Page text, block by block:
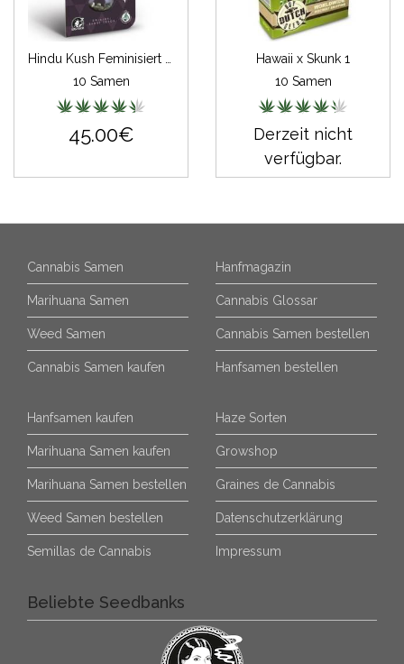
10 Samen
45.00€
Hawaii x Skunk 1
10 Samen
Derzeit nicht
verfügbar.
Cannabis Samen
Marihuana Samen
Weed Samen
Cannabis Samen kaufen
Hanfmagazin
Cannabis Glossar
Cannabis Samen bestellen
Hanfsamen bestellen
Hanfsamen kaufen
Marihuana Samen kaufen
Marihuana Samen bestellen
Weed Samen bestellen
Semillas de Cannabis
Haze Sorten
Growshop
Graines de Cannabis
Datenschutzerklärung
Impressum
Beliebte Seedbanks